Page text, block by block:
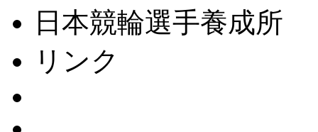
日本競輪選手養成所
リンク